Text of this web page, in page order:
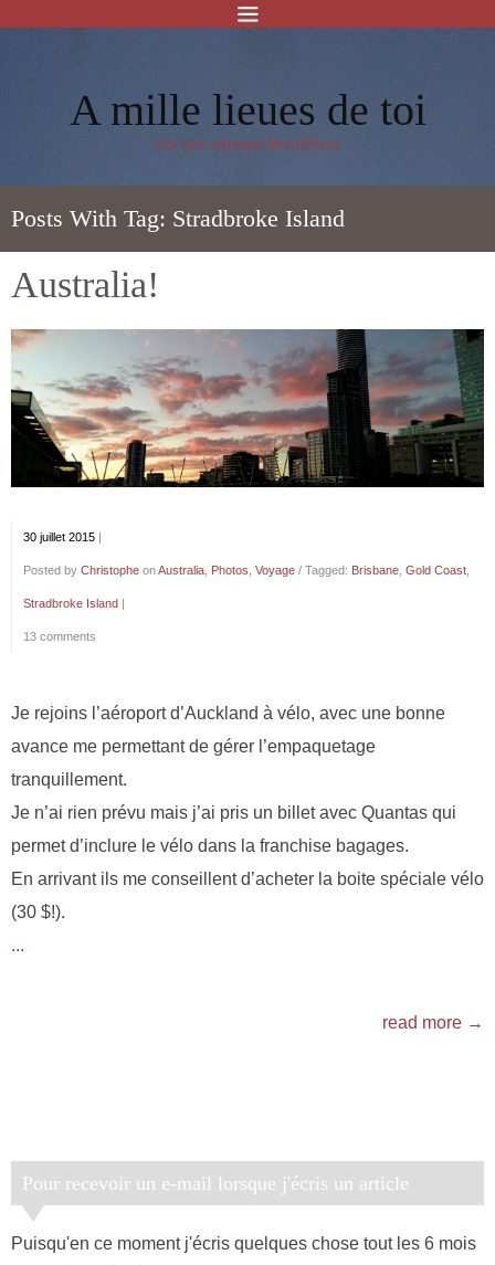
A mille lieues de toi
Un site utilisant WordPress
Posts With Tag: Stradbroke Island
Australia!
30 juillet 2015 |
Posted by Christophe onAustralia Photos Voyage / Tagged: Brisbane Gold Coast
Stradbroke Island |
13 comments
Je rejoins l’aéroport d’Auckland à vélo, avec une bonne
avance me permettant de gérer l’empaquetage
tranquillement.
Je n’ai rien prévu mais j’ai pris un billet avec Quantas qui
permet d’inclure le vélo dans la franchise bagages.
En arrivant ils me conseillent d’acheter la boite spéciale vélo
(30 $!).
...
read more →
Pour recevoir un e-mail lorsque j'écris un article
Puisqu'en ce moment j'écris quelques chose tout les 6 mois